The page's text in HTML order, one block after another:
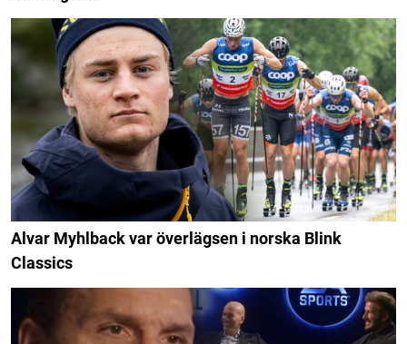
Alvar Myhlback var överlägsen i norska Blink
Classics